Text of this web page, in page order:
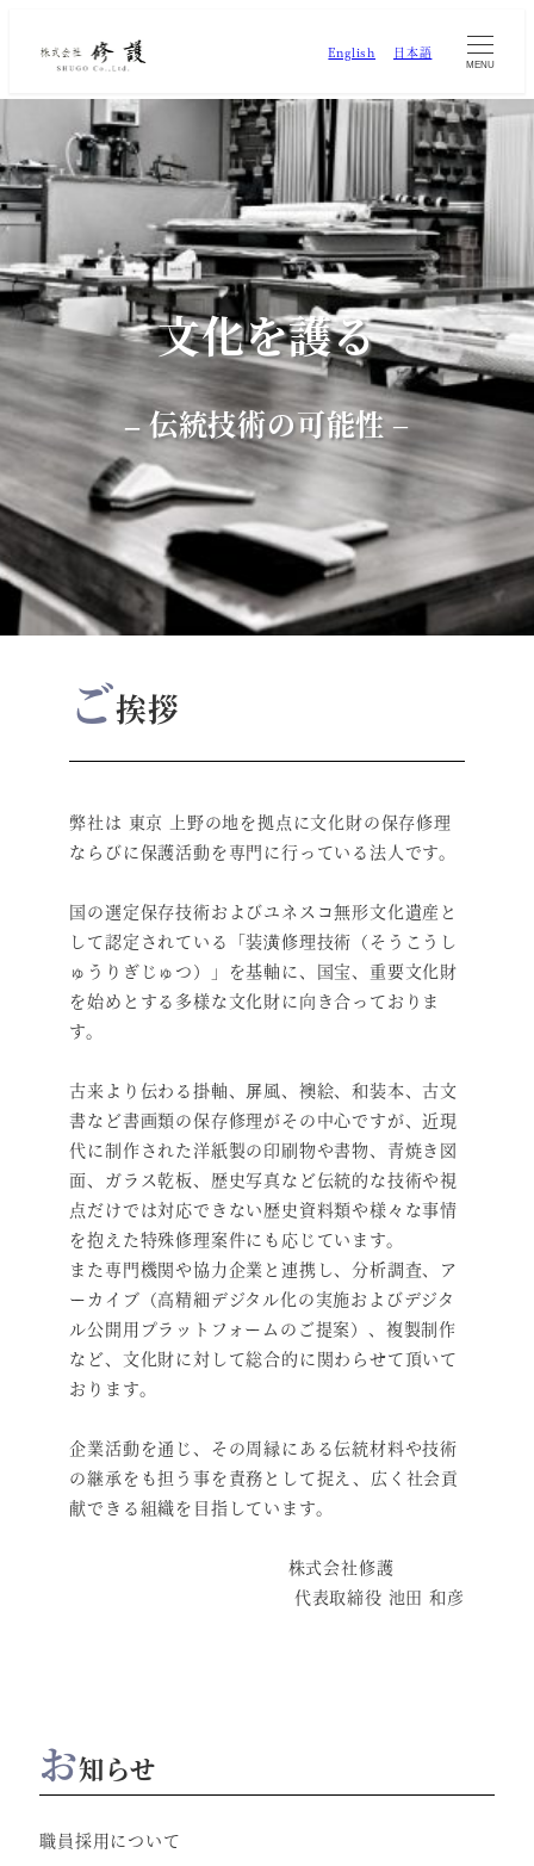
English 日本語
MENU
文化を護る
–伝統技術の可能性–
ご挨拶
弊社は 東京 上野の地を拠点に文化財の保存修理
ならびに保護活動を専門に行っている法人です。
国の選定保存技術およびユネスコ無形文化遺産と
して認定されている「装潢修理技術（そうこうし
ゅうりぎじゅつ）」を基軸に、国宝、重要文化財
を始めとする多様な文化財に向き合っておりま
す。
古来より伝わる掛軸、屏風、襖絵、和装本、古文
書など書画類の保存修理がその中心ですが、近現
代に制作された洋紙製の印刷物や書物、青焼き図
面、ガラス乾板、歴史写真など伝統的な技術や視
点だけでは対応できない歴史資料類や様々な事情
を抱えた特殊修理案件にも応じています。
また専門機関や協力企業と連携し、分析調査、ア
ーカイブ（高精細デジタル化の実施およびデジタ
ル公開用プラットフォームのご提案）、複製制作
など、文化財に対して総合的に関わらせて頂いて
おります。
企業活動を通じ、その周縁にある伝統材料や技術
の継承をも担う事を責務として捉え、広く社会貢
献できる組織を目指しています。
株式会社修護
代表取締役 池田 和彦
お知らせ
職員採用について